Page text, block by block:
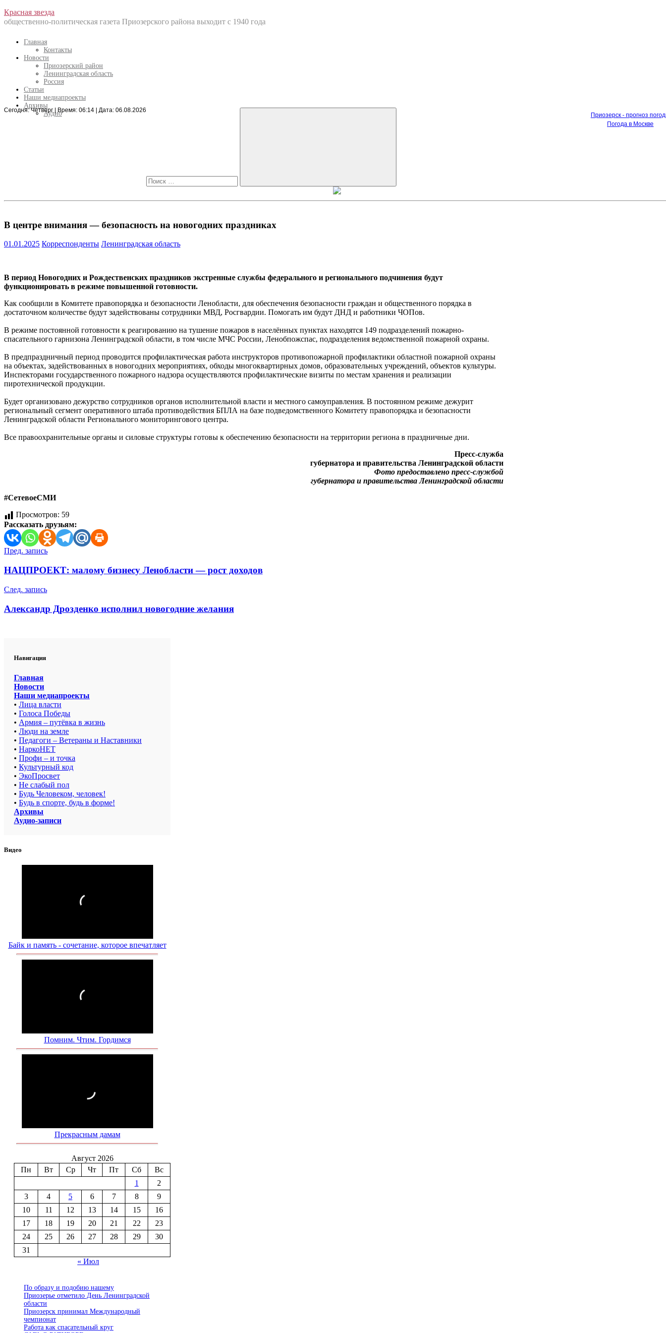
Перейти
к
Красная звезда
общественно-политическая газета Приозерского района выходит с 1940 года
Главная
Контакты
Новости
Приозерский район
Ленинградская область
Россия
Статьи
Наши медиапроекты
Архивы
Аудио
Сегодня: Четверг | Время: 06:14 | Дата: 06.08.2026
Приозерск - прогноз
Погода в Москве
Искать
В центре внимания — безопасность на новогодних праздниках
01.01.2025 Корреспонденты Ленинградская область
В период Новогодних и Рождественских праздников экстренные службы федерального и регионального подчинения будут
функционировать в режиме повышенной готовности.
Как сообщили в Комитете правопорядка и безопасности Ленобласти, для обеспечения безопасности граждан и общественного порядка в
достаточном количестве будут задействованы сотрудники МВД, Росгвардии. Помогать им будут ДНД и работники ЧОПов.
В режиме постоянной готовности к реагированию на тушение пожаров в населённых пунктах находятся 149 подразделений пожарно-
спасательного гарнизона Ленинградской области, в том числе МЧС России, Ленобпожспас, подразделения ведомственной пожарной охраны.
В предпраздничный период проводится профилактическая работа инструкторов противопожарной профилактики областной пожарной охраны
на объектах, задействованных в новогодних мероприятиях, обходы многоквартирных домов, образовательных учреждений, объектов культуры.
Инспекторами государственного пожарного надзора осуществляются профилактические визиты по местам хранения и реализации
пиротехнической продукции.
Будет организовано дежурство сотрудников органов исполнительной власти и местного самоуправления. В постоянном режиме дежурит
региональный сегмент оперативного штаба противодействия БПЛА на базе подведомственного Комитету правопорядка и безопасности
Ленинградской области Регионального мониторингового центра.
Все правоохранительные органы и силовые структуры готовы к обеспечению безопасности на территории региона в праздничные дни.
Пресс-служба
губернатора и правительства Ленинградской области
Фото предоставлено пресс-службой
губернатора и правительства Ленинградской области
#СетевоеСМИ
Просмотров: 59
Рассказать друзьям:
Навигация
по
записям
Пред. запись
НАЦПРОЕКТ: малому бизнесу Ленобласти — рост доходов
След. запись
Александр Дрозденко исполнил новогодние желания
Навигация
Главная
Новости
Наши медиапроекты
• Лица власти
• Голоса Победы
• Армия – путёвка в жизнь
• Люди на земле
• Педагоги – Ветераны и Наставники
• НаркоНЕТ
• Профи – и точка
• Культурный код
• ЭкоПросвет
• Не слабый пол
• Будь Человеком, человек!
• Будь в спорте, будь в форме!
Архивы
Аудио-записи
Видео
Байк и память - сочетание, которое впечатляет
Помним. Чтим. Гордимся
Прекрасным дамам
Август 2026
Пн
Вт Ср Чт Пт Сб
Вс
1
2
3
4 5 6 7 8
9
10
11 12 13 14 15
16
17
18 19 20 21 22
23
24
25 26 27 28 29
30
31
« Июл
По образу и подобию нашему
Приозерье отметило День Ленинградской
области
Приозерск принимал Международный
чемпионат
Работа как спасательный круг